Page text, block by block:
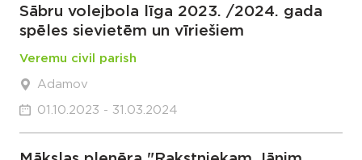
Sābru volejbola līga 2023. /2024. gada
spēles sievietēm un vīriešiem
Veremu civil parish
Adamov
01.10.2023 - 31.03.2024